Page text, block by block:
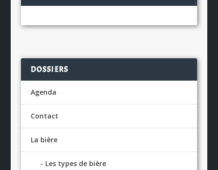
DOSSIERS
Agenda
Contact
La bière
Les types de bière